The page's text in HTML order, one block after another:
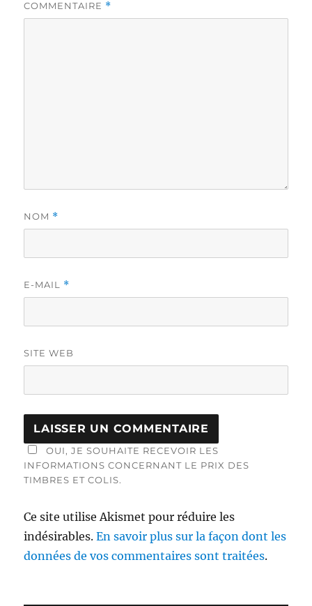
COMMENTAIRE *
NOM *
E-MAIL *
SITE WEB
OUI, JE SOUHAITE RECEVOIR LES
INFORMATIONS CONCERNANT LE PRIX DES
TIMBRES ET COLIS.
Ce site utilise Akismet pour réduire les
indésirables.En savoir plus sur la façon dont les
données de vos commentaires sont traitées.